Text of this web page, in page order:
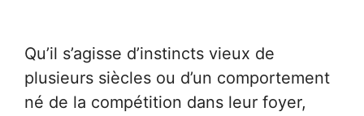
Qu’il s’agisse d’instincts vieux de
plusieurs siècles ou d’un comportement
né de la compétition dans leur foyer,